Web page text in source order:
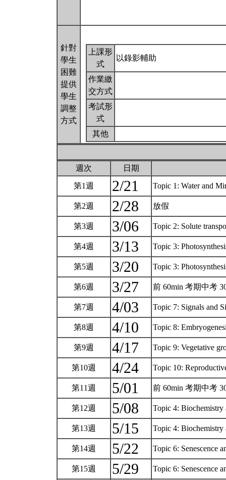
針對
學生
困難
提供
學生
調整
方式
上課形
式
以錄影輔助
作業繳
交方式
考試形
式
其他
週次 日期
第1週 2/21 Topic 1: Water and
第2週 2/28 放假
第3週 3/06 Topic 2: Solute
第4週 3/13 Topic 3:
第5週 3/20 Topic 3:
第6週 3/27 前 60min 考期中考
第7週 4/03 Topic 7: Signals and
第8週 4/10 Topic 8:
第9週 4/17 Topic 9: Vegetative
第10週 4/24 Topic 10:
第11週 5/01 前 60min 考期中考
第12週 5/08 Topic 4:
第13週 5/15 Topic 4:
第14週 5/22 Topic 6: Senescence
第15週 5/29 Topic 6: Senescence